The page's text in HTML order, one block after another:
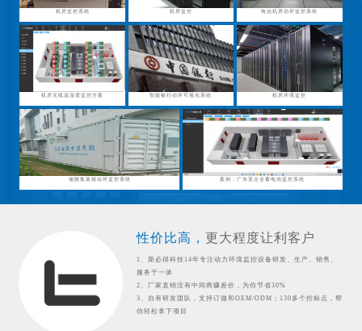
机房监控系统 机房监控 电信机房动环监控系统
机房无线温湿度监控方案 智能银行动环可视化系统 机房环境监控
储能集装箱动环监控系统 案例：广东某企业蓄电池监控系统
性价比高， 更大程度让利客户
1、斯必得科技14年专注动力环境监控设备研发、生产、销售、
服务于一体
2、厂家直销没有中间商赚差价，为你节省30%
3、自有研发团队，支持订做和OEM/ODM；130多个控标点，帮
你轻松拿下项目